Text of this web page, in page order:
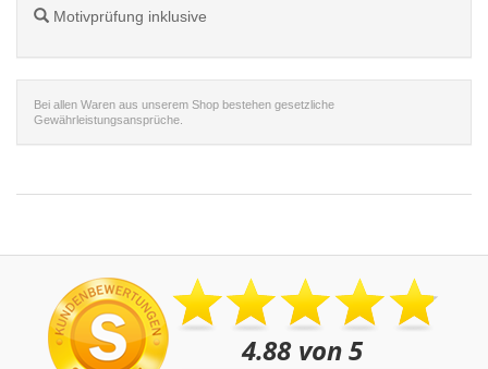
Motivprüfung inklusive
Bei allen Waren aus unserem Shop bestehen gesetzliche
Gewährleistungsansprüche.